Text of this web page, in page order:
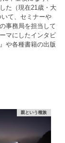
た（現在21歳・大
て、セミナーや
事務局を担当して
マにしたインタビ
や各種書籍の出版
親という種族